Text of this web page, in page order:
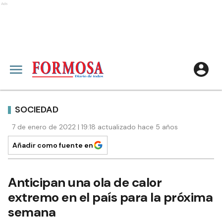
Ads
SOCIEDAD
7 de enero de 2022 | 19:18 actualizado hace 5 años
Añadir como fuente en
Anticipan una ola de calor
extremo en el país para la próxima
semana